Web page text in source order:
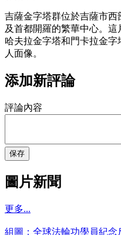
吉薩金字塔群位於吉薩市
及首都開羅的繁華中心。這
哈夫拉金字塔和門卡拉金
人面像。
添加新評論
評論內容
保存
圖片新聞
更多...
組圖：全球法輪功學員紀念